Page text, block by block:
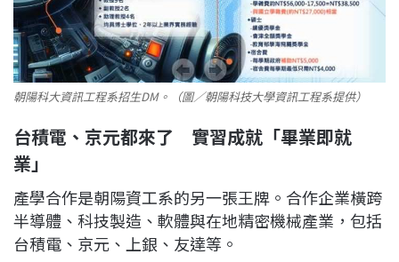
朝陽科大資訊工程系招生DM。（圖／朝陽科技大學資訊工程系提供）
台積電、京元都來了 實習成就「畢業即就
業」
產學合作是朝陽資工系的另一張王牌。合作企業橫跨
半導體、科技製造、軟體與在地精密機械產業，包括
台積電、京元、上銀、友達等。